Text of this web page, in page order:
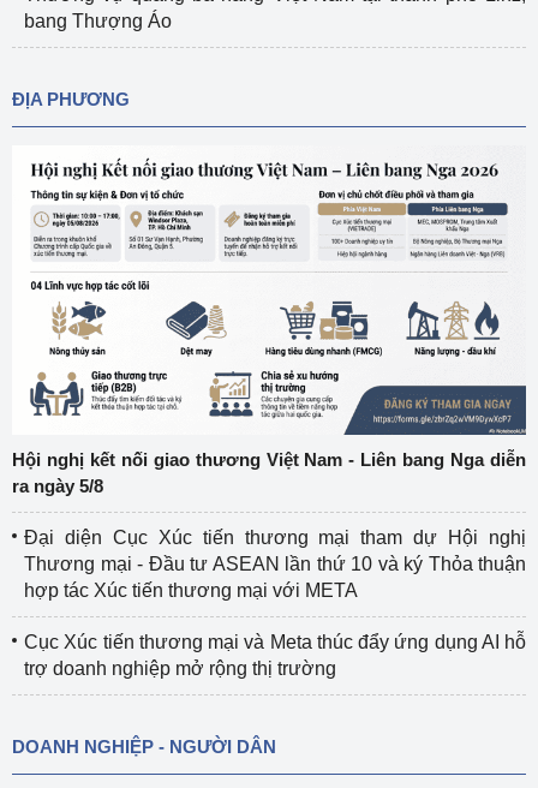
bang Thượng Áo
ĐỊA PHƯƠNG
Hội nghị kết nối giao thương Việt Nam - Liên bang Nga diễn
ra ngày 5/8
Đại diện Cục Xúc tiến thương mại tham dự Hội nghị
Thương mại - Đầu tư ASEAN lần thứ 10 và ký Thỏa thuận
hợp tác Xúc tiến thương mại với META
Cục Xúc tiến thương mại và Meta thúc đẩy ứng dụng AI hỗ
trợ doanh nghiệp mở rộng thị trường
DOANH NGHIỆP - NGƯỜI DÂN